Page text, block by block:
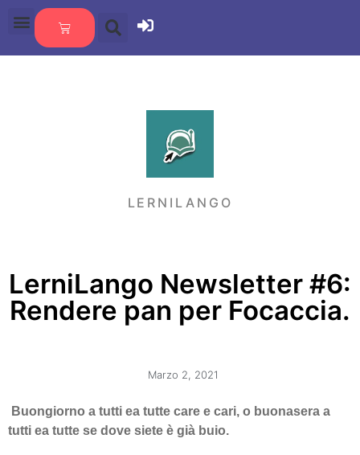
LERNILANGO
LerniLango Newsletter #6:
Rendere pan per Focaccia.
Marzo 2, 2021
Buongiorno a tutti ea tutte care e cari, o buonasera a
tutti ea tutte se dove siete è già buio.